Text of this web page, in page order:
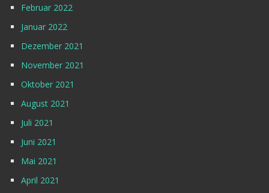
Februar 2022
Januar 2022
Dezember 2021
November 2021
Oktober 2021
August 2021
Juli 2021
Juni 2021
Mai 2021
April 2021